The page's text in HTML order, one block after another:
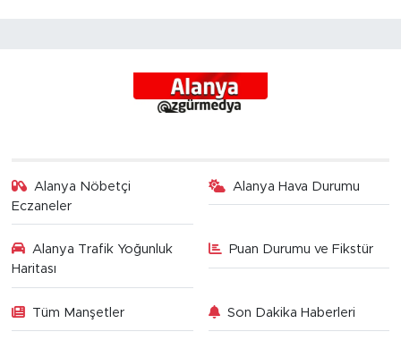
Alanya Nöbetçi
Eczaneler
Alanya Hava Durumu
Alanya Trafik Yoğunluk
Haritası
Puan Durumu ve Fikstür
Tüm Manşetler Son Dakika Haberleri